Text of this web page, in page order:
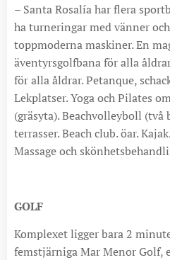
– Santa Rosalía har flera
ha turneringar med vänner
toppmoderna maskiner. En
äventyrsgolfbana för alla
för alla åldrar. Petanque,
Lekplatser. Yoga och Pilates
(gräsyta). Beachvolleyboll
terrasser. Beach club. öar.
Massage och
GOLF
Komplexet ligger bara 2
femstjärniga Mar Menor Golf,